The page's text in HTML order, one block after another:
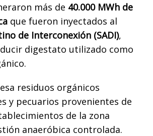
más de 40.000 MWh de
que fueron inyectados al
de Interconexión (SADI),
digestato utilizado como
residuos orgánicos
y pecuarios provenientes de
de la zona
anaeróbica controlada.